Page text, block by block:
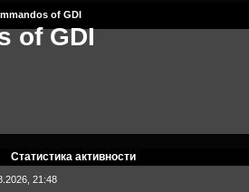
of GDI
of GDI
Статистика активности
21:48